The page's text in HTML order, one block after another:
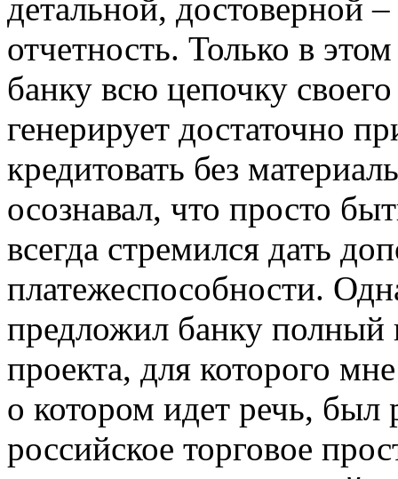
детальной, достоверной
отчетность. Только в
банку всю цепочку
генерирует достаточно
кредитовать без
осознавал, что просто
всегда стремился дать
платежеспособности.
предложил банку полный
проекта, для которого
о котором идет речь, был
российское торговое